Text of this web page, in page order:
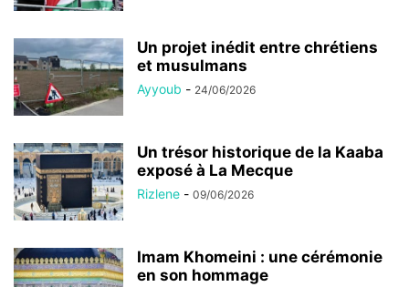
Un projet inédit entre chrétiens
et musulmans
Ayyoub - 24/06/2026
Un trésor historique de la Kaaba
exposé à La Mecque
Rizlene - 09/06/2026
Imam Khomeini : une cérémonie
en son hommage